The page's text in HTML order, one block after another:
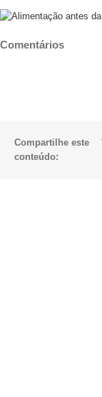
Comentários
Compartilhe este
conteúdo: